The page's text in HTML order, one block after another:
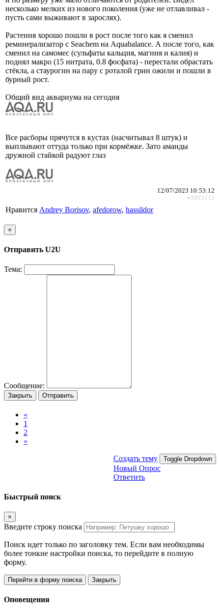
несколько мелких из нового поколения (уже не отлавливал -
пусть сами выживают в зарослях).
Растения хорошо пошли в рост после того как я сменил
реминерализатор с Seachem на Aquabalance. А после того, как
сменил на самомес (сульфаты кальция, магния и калия) и
поднял макро (15 нитрата, 0.8 фосфата) - перестали обрастать
стёкла, а стаурогин на пару с роталой грин ожили и пошли в
бурный рост.
Общий вид аквариума на сегодня
Все расборы прячутся в кустах (насчитывал 8 штук) и
выплывают оттуда только при кормёжке. Зато аманды
дружной стайкой радуют глаз
12/07/2023 10:53:12
#3093132
Нравится Andrey Borisov, afedorow, hassildor
×
Отправить U2U
Тема:
Сообщение:
Закрыть Отправить
«
1
2
»
Создать тему Toggle Dropdown
Новый Опрос
Ответить
Быстрый поиск
×
Введите строку поиска
Поиск идет только по заголовку тем. Если вам необходимы
более тонкие настройки поиска, то перейдите в полную
форму.
Перейти в форму поиска Закрыть
Оповещения